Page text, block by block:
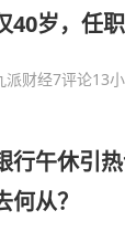
40岁，任
派财经7评论13
行午休引
何从？